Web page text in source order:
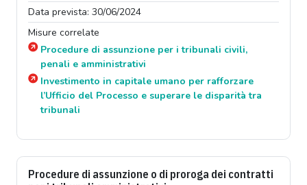
Data prevista: 30/06/2024
Misure correlate
Procedure di assunzione per i tribunali civili,
penali e amministrativi
Investimento in capitale umano per rafforzare
l’Ufficio del Processo e superare le disparità tra
tribunali
Procedure di assunzione o di proroga dei contratti